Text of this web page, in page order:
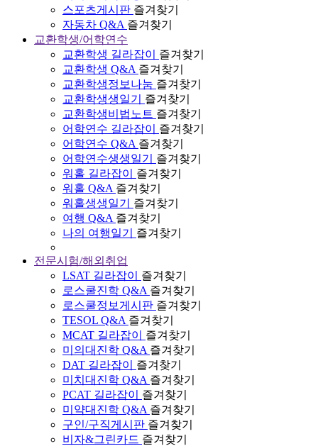
스포츠게시판 즐겨찾기
자동차 Q&A 즐겨찾기
교환학생/어학연수
교환학생 길라잡이
즐겨찾기
교환학생 Q&A 즐겨찾기
교환학생정보나눔 즐겨찾기
교환학생생일기
즐겨찾기
교환학생비법노트 즐겨찾기
어학연수 길라잡이
즐겨찾기
어학연수 Q&A 즐겨찾기
어학연수생생일기
즐겨찾기
워홀 길라잡이
즐겨찾기
워홀 Q&A 즐겨찾기
워홀생생일기
즐겨찾기
여행 Q&A 즐겨찾기
나의 여행일기
즐겨찾기
전문시험/해외취업
LSAT 길라잡이
즐겨찾기
로스쿨진학 Q&A 즐겨찾기
로스쿨정보게시판 즐겨찾기
TESOL Q&A 즐겨찾기
MCAT 길라잡이
즐겨찾기
미의대진학 Q&A 즐겨찾기
DAT 길라잡이
즐겨찾기
미치대진학 Q&A 즐겨찾기
PCAT 길라잡이
즐겨찾기
미약대진학 Q&A 즐겨찾기
구인/구직게시판 즐겨찾기
비자&그린카드 즐겨찾기